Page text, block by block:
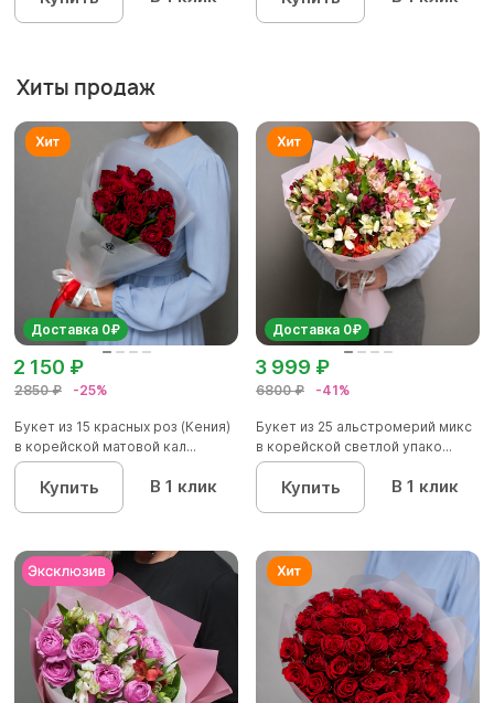
Хиты продаж
Доставка 0₽
2850 ₽ -25%
2 150 ₽
Букет из 15 красных роз (Кения)
в корейской матовой кал...
Купить В 1 клик
Доставка 0₽
6800 ₽ -41%
3 999 ₽
Букет из 25 альстромерий микс
в корейской светлой упако...
Купить В 1 клик